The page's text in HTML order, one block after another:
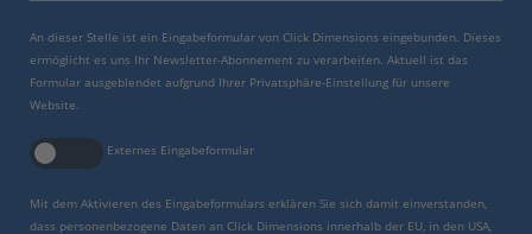
An dieser Stelle ist ein Eingabeformular von Click Dimensions eingebunden. Dieses
ermöglicht es uns Ihr Newsletter-Abonnement zu verarbeiten. Aktuell ist das
Formular ausgeblendet aufgrund Ihrer Privatsphäre-Einstellung für unsere
Website.
Externes Eingabeformular
Mit dem Aktivieren des Eingabeformulars erklären Sie sich damit einverstanden,
dass personenbezogene Daten an Click Dimensions innerhalb der EU, in den USA,